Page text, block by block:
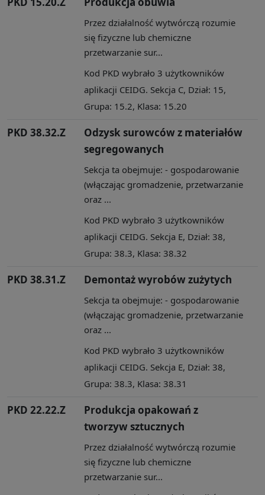
Przez działalność wytwórczą rozumie
się fizyczne lub chemiczne
przetwarzanie sur...
Kod PKD wybrało 3 użytkowników
aplikacji CEIDG. Sekcja C, Dział: 15,
Grupa: 15.2, Klasa: 15.20
PKD 38.32.Z
Odzysk surowców z materiałów
segregowanych
Sekcja ta obejmuje: - gospodarowanie
(włączając gromadzenie, przetwarzanie
oraz ...
Kod PKD wybrało 3 użytkowników
aplikacji CEIDG. Sekcja E, Dział: 38,
Grupa: 38.3, Klasa: 38.32
PKD 38.31.Z Demontaż wyrobów zużytych
Sekcja ta obejmuje: - gospodarowanie
(włączając gromadzenie, przetwarzanie
oraz ...
Kod PKD wybrało 3 użytkowników
aplikacji CEIDG. Sekcja E, Dział: 38,
Grupa: 38.3, Klasa: 38.31
PKD 22.22.Z
Produkcja opakowań z
tworzyw sztucznych
Przez działalność wytwórczą rozumie
się fizyczne lub chemiczne
przetwarzanie sur...